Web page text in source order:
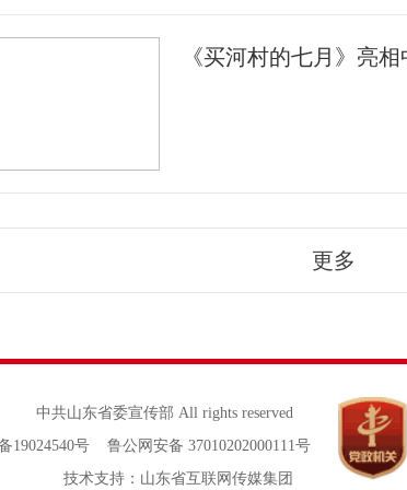
《买河村的七月》亮
更多
中共山东省委宣传部 All rights reserved
19024540号 鲁公网安备 37010202000111号
技术支持：山东省互联网传媒集团